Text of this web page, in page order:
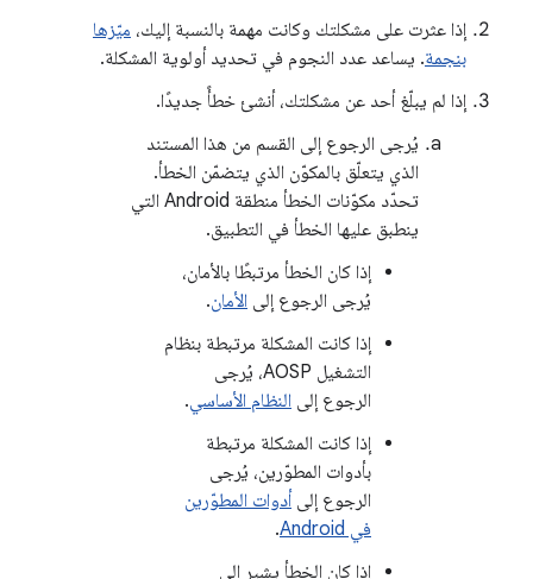
إذا عثرت على مشكلتك وكانت مهمة بالنسبة إليك، ميّزها
بنجمة. يساعد عدد النجوم في تحديد أولوية المشكلة.
إذا لم يبلّغ أحد عن مشكلتك، أنشئ خطأً جديدًا.
يُرجى الرجوع إلى القسم من هذا المستند
الذي يتعلّق بالمكوّن الذي يتضمّن الخطأ.
تحدّد مكوّنات الخطأ منطقة Android التي
ينطبق عليها الخطأ في التطبيق.
إذا كان الخطأ مرتبطًا بالأمان،
يُرجى الرجوع إلى الأمان.
إذا كانت المشكلة مرتبطة بنظام
التشغيل AOSP، يُرجى
الرجوع إلى النظام الأساسي.
إذا كانت المشكلة مرتبطة
بأدوات المطوّرين، يُرجى
الرجوع إلى أدوات المطوّرين
في Android
.
إذا كان الخطأ يشير إلى